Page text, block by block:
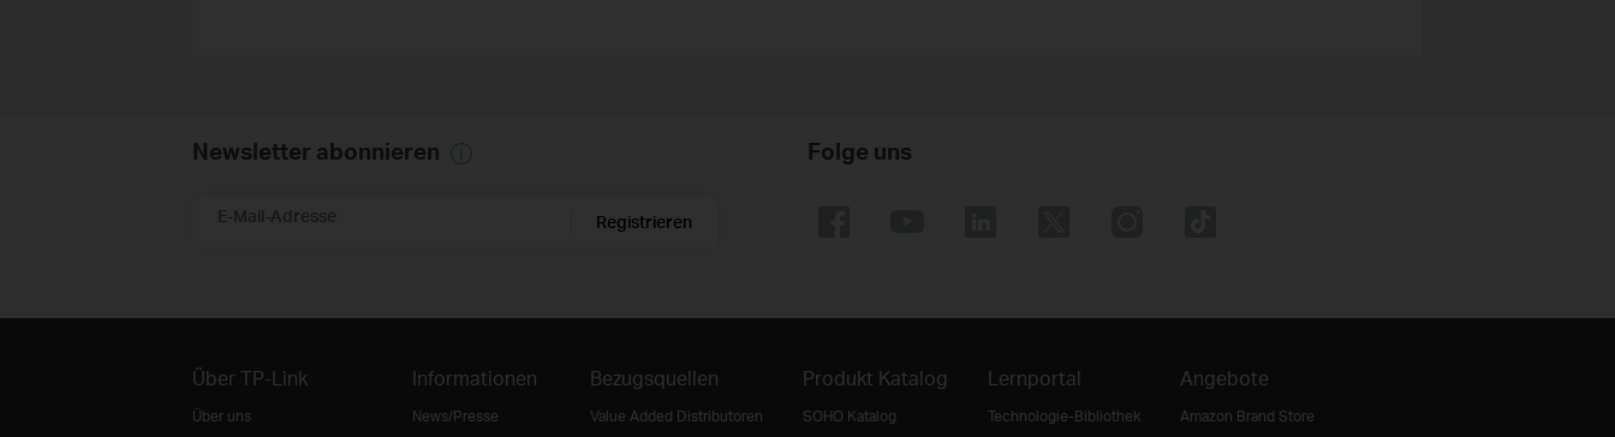
Newsletter abonnieren
E-Mail-Adresse Registrieren
Folge uns
Über TP-Link
Über uns
Informationen
News/Presse
Bezugsquellen
Value Added Distributoren
Produkt Katalog
SOHO Katalog
Lernportal
Technologie-Bibliothek
Angebote
Amazon Brand Store